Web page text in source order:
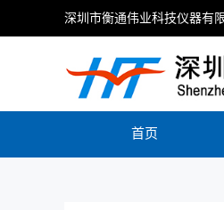
深圳市衡通伟业科技仪器有
首页